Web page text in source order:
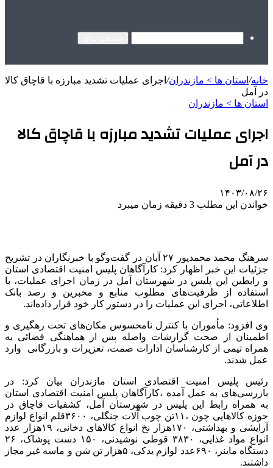
خانه/ استان ها > مازندران/ اجرای عملیات تشدید مبارزه با قاچاق کالا
در آمل
استان ها > مازندران
اجرای عملیات تشدید مبارزه با قاچاق کالا
در آمل
۱۴۰۳/۰۸/۲۶
خواندن این مطلب 3 دقیقه زمان میبرد
سرهنگ محمد محمدپور ۲۷ آبان در گفت‌وگو با خبرنگاران در تشریح
جزئیات این خبر اظهار کرد: کارآگاهان پلیس امنیت اقتصادی استان
و رابطین این پلیس در شهرستان آمل در زمان اجرای عملیات، با
استفاده از ظرفیت‌های مطلوب منابع و مخبرین و رصد بانک
اطلاعاتی، اجرای این عملیات را در دستور کار خود قرار داده‌اند.
وی افزود: مأموران با کنترل نامحسوس مکان‌های تحت رهگیری و
اطمینان از صحت گزارشات واصله پس از هماهنگی قضائی به
همراه تیمی از کارشناسان ادارات صمت، تعزیرات و بازرگانی وارد
عمل شدند.
رئیس پلیس امنیت اقتصادی استان مازندران بیان کرد: در
بازرسی‌های به عمل آمده ،کارآگاهان پلیس امنیت اقتصادی استان
به همراه رابط این پلیس در شهرستان آمل، کشفیات قاچاق در
حوزه کالاهایی چون ،۱۱تن چوب آلات جنگلی، ۳۶۰۰قلم انواع لوازم
آرایشی و بهداشتی، ۱۷۰هزار نخ انواع کالاهای دخانی، ۱۹هزار عدد
انواع مواد غذایی، ۳۸۳۰ قوطی نوشیدنی، ۱۵۰ دست پوشاک، ۲۶
دستگاه ماینر، ۶۹۰عدد لوازم یدکی، ۵هزار تن شن و ماسه غیر مجاز
داشتند.